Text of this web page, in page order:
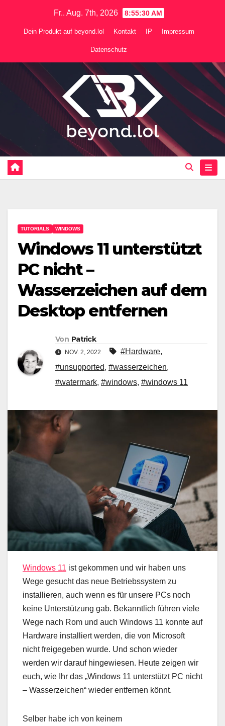
Fr.. Aug. 7th, 2026 8:55:30 AM
Dein Produkt auf beyond.lol Kontakt IP Impressum
Datenschutz
TUTORIALS WINDOWS
Windows 11 unterstützt
PC nicht –
Wasserzeichen auf dem
Desktop entfernen
Von Patrick
NOV. 2, 2022 #Hardware,
#unsupported, #wasserzeichen,
#watermark, #windows, #windows 11
Windows 11 ist gekommen und wir haben uns
Wege gesucht das neue Betriebssystem zu
installieren, auch wenn es für unsere PCs noch
keine Unterstützung gab. Bekanntlich führen viele
Wege nach Rom und auch Windows 11 konnte auf
Hardware installiert werden, die von Microsoft
nicht freigegeben wurde. Und schon wieder
werden wir darauf hingewiesen. Heute zeigen wir
euch, wie Ihr das „Windows 11 unterstützt PC nicht
– Wasserzeichen“ wieder entfernen könnt.
Selber habe ich von keinem